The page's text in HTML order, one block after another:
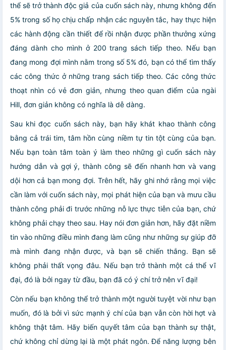
thể sẽ trở thành độc giả của cuốn sách này, nhưng không đến
5% trong số họ chịu chấp nhận các nguyên tắc, hay thực hiện
các hành động cần thiết để rồi nhận được phần thưởng xứng
đáng dành cho mình ở 200 trang sách tiếp theo. Nếu bạn
đang mong đợi mình nằm trong số 5% đó, bạn có thể tìm thấy
các công thức ở những trang sách tiếp theo. Các công thức
thoạt nhìn có vẻ đơn giản, nhưng theo quan điểm của ngài
Hill, đơn giản không có nghĩa là dễ dàng.
Sau khi đọc cuốn sách này, bạn hãy khát khao thành công
bằng cả trái tim, tâm hồn cùng niềm tự tin tột cùng của bạn.
Nếu bạn toàn tâm toàn ý làm theo những gì cuốn sách này
hướng dẫn và gợi ý, thành công sẽ đến nhanh hơn và vang
dội hơn cả bạn mong đợi. Trên hết, hãy ghi nhớ rằng mọi việc
cần làm với cuốn sách này, mọi phát hiện của bạn và mưu cầu
thành công phải đi trước những nỗ lực thực tiễn của bạn, chứ
không phải chạy theo sau. Hay nói đơn giản hơn, hãy đặt niềm
tin vào những điều mình đang làm cũng như những sự giúp đỡ
mà mình đang nhận được, và bạn sẽ chiến thắng. Bạn sẽ
không phải thất vọng đâu. Nếu bạn trở thành một cá thể vĩ
đại, đó là bởi ngay từ đầu, bạn đã có ý chí trở nên vĩ đại!
Còn nếu bạn không thể trở thành một người tuyệt vời như bạn
muốn, đó là bởi vì sức mạnh ý chí của bạn vẫn còn hời hợt và
không thật tâm. Hãy biến quyết tâm của bạn thành sự thật,
chứ không chỉ dừng lại là một phát ngôn. Để năng lượng bên